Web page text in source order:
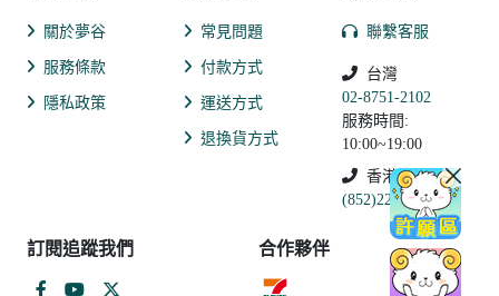
關於夢谷
服務條款
隱私政策
常見問題
付款方式
運送方式
退換貨方式
聯繫客服
台灣
02-8751-2102
服務時間:
10:00~19:00
香港
(852)2250-9311
訂閱追蹤我們 合作夥伴